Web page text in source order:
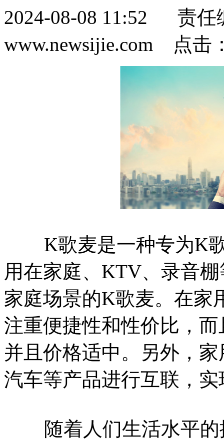
2024-08-08 11:52 责
www.newsijie.com 点击
K歌麦是一种专为K歌
用在家庭、KTV、录音
家庭场景的K歌麦。在家
注重便捷性和性价比，
并且价格适中。另外，
汽车等产品进行互联，
随着人们生活水平的